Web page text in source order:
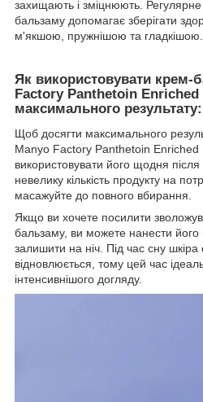
захищають і зміцнюють.
бальзаму допомагає зберігати
м'якшою, пружнішою та гладкішою.
Як використовувати крем-
Factory Panthetoin
максимального результату:
Щоб досягти максимального
Manyo Factory Panthetoin Enriched
використовувати його щодня
невелику кількість продукту на
масажуйте до повного вбирання.
Якщо ви хочете посилити
бальзаму, ви можете нанести його
залишити на ніч. Під час сну
відновлюється, тому цей час
інтенсивнішого догляду.